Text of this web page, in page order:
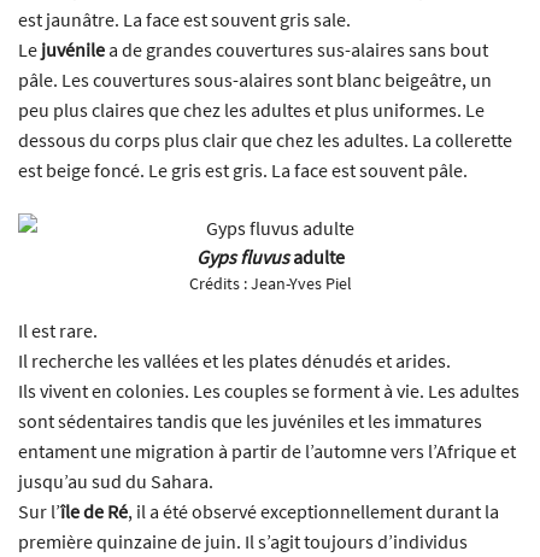
est jaunâtre. La face est souvent gris sale.
Le juvénile a de grandes couvertures sus-alaires sans bout
pâle. Les couvertures sous-alaires sont blanc beigeâtre, un
peu plus claires que chez les adultes et plus uniformes. Le
dessous du corps plus clair que chez les adultes. La collerette
est beige foncé. Le gris est gris. La face est souvent pâle.
Gyps fluvusadulte
Crédits :Jean-Yves Piel
Il est rare.
Il recherche les vallées et les plates dénudés et arides.
Ils vivent en colonies. Les couples se forment à vie. Les adultes
sont sédentaires tandis que les juvéniles et les immatures
entament une migration à partir de l’automne vers l’Afrique et
jusqu’au sud du Sahara.
Sur l’île de Ré, il a été observé exceptionnellement durant la
première quinzaine de juin. Il s’agit toujours d’individus